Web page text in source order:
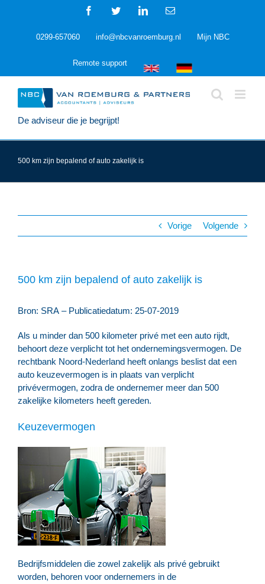
FacebookTwitterLinkedInE-
0299-657060 info@nbcvanroemburg.nl Mijn NBC
Remote support
De adviseur die je begrijpt!
500 km zijn bepalend of auto zakelijk is
Vorige Volgende
500 km zijn bepalend of auto zakelijk is
Bron: SRA – Publicatiedatum: 25-07-2019
Als u minder dan 500 kilometer privé met een auto rijdt,
behoort deze verplicht tot het ondernemingsvermogen. De
rechtbank Noord-Nederland heeft onlangs beslist dat een
auto keuzevermogen is in plaats van verplicht
privévermogen, zodra de ondernemer meer dan 500
zakelijke kilometers heeft gereden.
Keuzevermogen
Bedrijfsmiddelen die zowel zakelijk als privé gebruikt
worden, behoren voor ondernemers in de